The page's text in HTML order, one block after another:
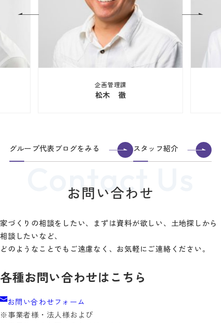
企画管理課
松木 徹
グループ代表ブログをみる スタッフ紹介
お問い合わせ
家づくりの相談をしたい、まずは資料が欲しい、土地探しから
相談したいなど、
どのようなことでもご遠慮なく、お気軽にご連絡ください。
各種お問い合わせはこちら
お問い合わせフォーム
※事業者様・法人様および